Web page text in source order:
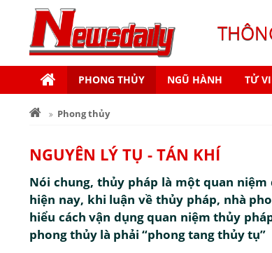
PHONG THỦY NGŨ HÀNH TỬ
Phong thủy
NGUYÊN LÝ TỤ - TÁN KHÍ
Nói chung, thủy pháp là một quan
hiện nay, khi luận về thủy pháp, nhà
hiểu cách vận dụng quan niệm thủy
phong thủy là phải “phong tang thủy tụ”